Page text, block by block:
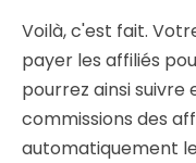
Voilà, c'est fait.
payer les affiliés
pourrez ainsi
commissions des
automatiquement